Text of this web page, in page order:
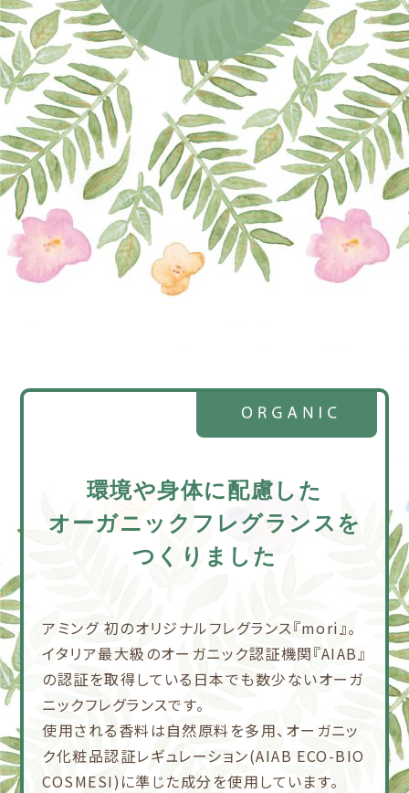
環境や身体に配慮した
オーガニックフレグランスを
つくりました
アミング 初のオリジナルフレグランス『mori』。
イタリア最大級のオーガニック認証機関『AIAB』
の認証を取得している日本でも数少ないオーガ
ニックフレグランスです。
使用される香料は自然原料を多用、オーガニッ
ク化粧品認証レギュレーション(AIAB ECO-BIO
COSMESI)に準じた成分を使用しています。